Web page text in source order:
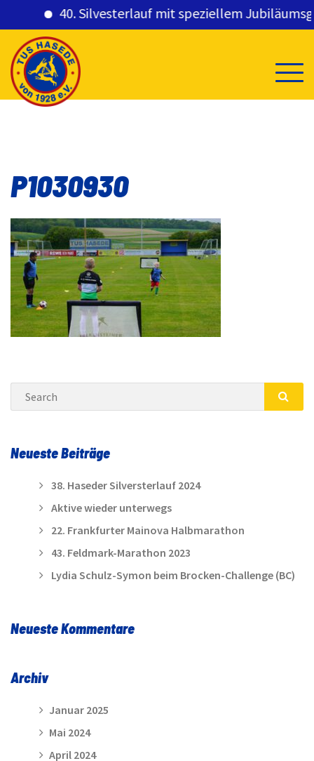
40. Silvesterlauf mit speziellem
content
P1030930
Search
Neueste Beiträge
38. Haseder Silversterlauf 2024
Aktive wieder unterwegs
22. Frankfurter Mainova Halbmarathon
43. Feldmark-Marathon 2023
Lydia Schulz-Symon beim Brocken-Challenge (BC)
Neueste Kommentare
Archiv
Januar 2025
Mai 2024
April 2024